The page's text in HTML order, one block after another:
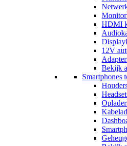
HDMI
12V
Bekijk
Smartphones